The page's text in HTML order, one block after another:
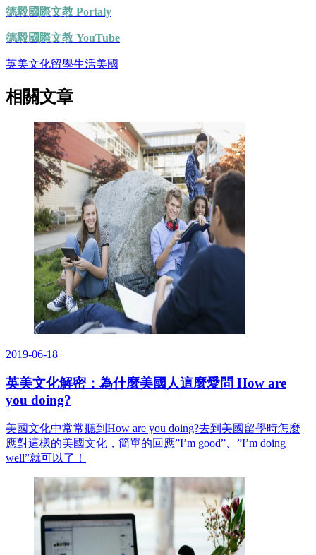
德毅國際文教 Portaly
德毅國際文教 YouTube
英美文化留學生活美國
相關文章
2019-06-18
英美文化解密：為什麼美國人這麼愛問 How are
you doing?
美國文化中常常聽到How are you doing?去到美國留學時怎麼
應對這樣的美國文化，簡單的回應”I’m good”、”I’m doing
well”就可以了！